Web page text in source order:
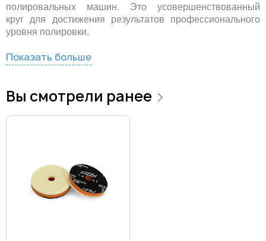
полировальных машин. Это усовершенствованный
круг для достижения результатов профессионального
уровня полировки.
Показать больше
Вы смотрели ранее